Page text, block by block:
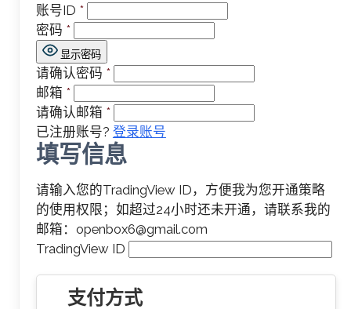
账号ID *
密码 *
显示密码
请确认密码 *
邮箱 *
请确认邮箱 *
已注册账号? 登录账号
请输入您的TradingView ID，方便我为您开通策略
的使用权限；如超过24小时还未开通，请联系我的
邮箱： openbox6@gmail.com
TradingView ID
支付方式